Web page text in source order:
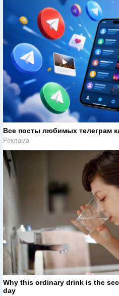
Все посты любимых телеграм
Реклама
Why this ordinary drink is the
day